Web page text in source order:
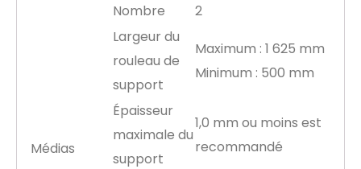
Nombre
2
Médias
Largeur du
rouleau de
support
Maximum : 1 625 mm
Minimum : 500 mm
Épaisseur
maximale du
support
1,0 mm ou moins est
recommandé